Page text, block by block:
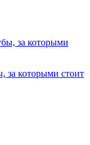
за которыми стоит